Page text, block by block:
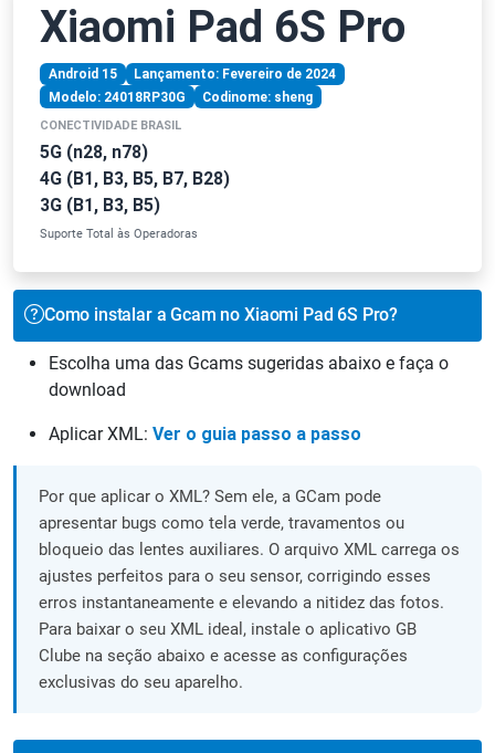
Xiaomi Pad 6S Pro
Android 15
Lançamento: Fevereiro de 2024
Modelo: 24018RP30G
Codinome: sheng
CONECTIVIDADE BRASIL
5G (n28, n78)
4G (B1, B3, B5, B7, B28)
3G (B1, B3, B5)
Suporte Total às Operadoras
Como instalar a Gcam no Xiaomi Pad 6S Pro?
Escolha uma das Gcams sugeridas abaixo e faça o
download
Aplicar XML: Ver o guia passo a passo
Por que aplicar o XML? Sem ele, a GCam pode
apresentar bugs como tela verde, travamentos ou
bloqueio das lentes auxiliares. O arquivo XML carrega os
ajustes perfeitos para o seu sensor, corrigindo esses
erros instantaneamente e elevando a nitidez das fotos.
Para baixar o seu XML ideal, instale o aplicativo GB
Clube na seção abaixo e acesse as configurações
exclusivas do seu aparelho.